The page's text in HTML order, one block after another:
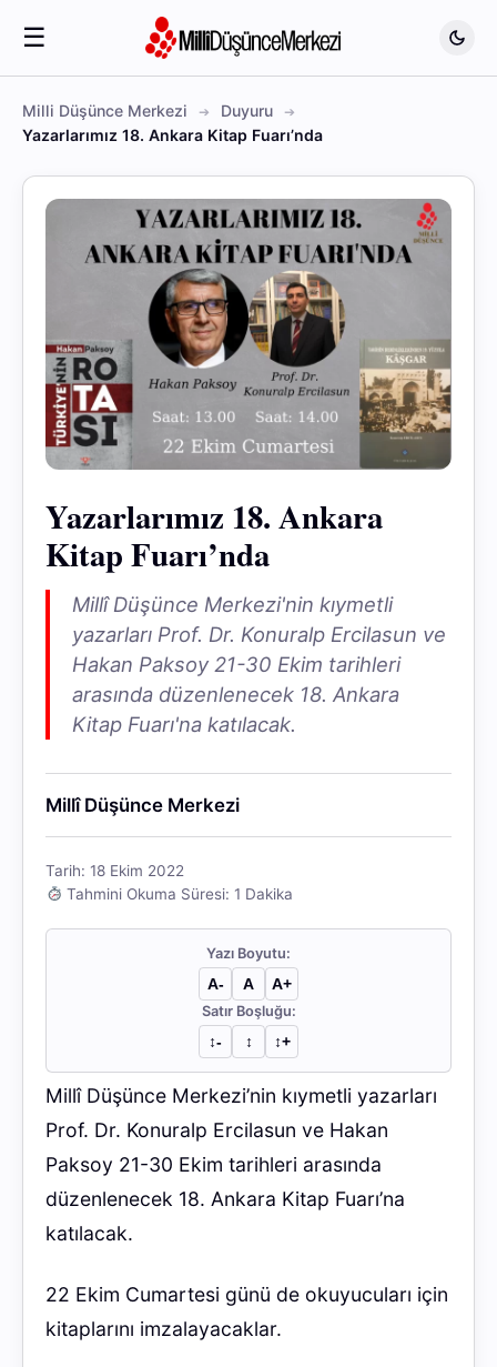
☰
Milli Düşünce Merkezi
Duyuru
Yazarlarımız 18. Ankara Kitap Fuarı’nda
Yazarlarımız 18. Ankara
Kitap Fuarı’nda
Millî Düşünce Merkezi'nin kıymetli
yazarları Prof. Dr. Konuralp Ercilasun ve
Hakan Paksoy 21-30 Ekim tarihleri
arasında düzenlenecek 18. Ankara
Kitap Fuarı'na katılacak.
Millî Düşünce Merkezi
Tarih: 18 Ekim 2022
Tahmini Okuma Süresi: 1 Dakika
Yazı Boyutu:
A- A A+
Satır Boşluğu:
↕︎- ↕︎ ↕︎+
Millî Düşünce Merkezi’nin kıymetli yazarları
Prof. Dr. Konuralp Ercilasun ve Hakan
Paksoy 21-30 Ekim tarihleri arasında
düzenlenecek 18. Ankara Kitap Fuarı’na
katılacak.
22 Ekim Cumartesi günü de okuyucuları için
kitaplarını imzalayacaklar.